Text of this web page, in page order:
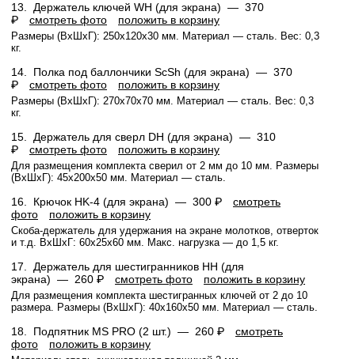
13. Держатель ключей WH (для экрана) — 370
₽
смотреть фото положить в корзину
Размеры (ВхШхГ): 250x120x30 мм. Материал — сталь. Вес: 0,3
кг.
14. Полка под баллончики ScSh (для экрана) — 370
₽
смотреть фото положить в корзину
Размеры (ВхШхГ): 270х70х70 мм. Материал — сталь. Вес: 0,3
кг.
15. Держатель для сверл DH (для экрана) — 310
₽
смотреть фото положить в корзину
Для размещения комплекта сверил от 2 мм до 10 мм. Размеры
(ВхШхГ): 45x200x50 мм. Материал — сталь.
16. Крючок HK-4 (для экрана) — 300 ₽
смотреть
фото
положить в корзину
Скоба-держатель для удержания на экране молотков, отверток
и т.д. ВхШхГ: 60x25x60 мм. Макс. нагрузка — до 1,5 кг.
17. Держатель для шестигранников HH (для
экрана) — 260 ₽ смотреть фото положить в корзину
Для размещения комплекта шестигранных ключей от 2 до 10
размера. Размеры (ВхШхГ): 40x160x50 мм. Материал — сталь.
18. Подпятник MS PRO (2 шт.) — 260 ₽
смотреть
фото
положить в корзину